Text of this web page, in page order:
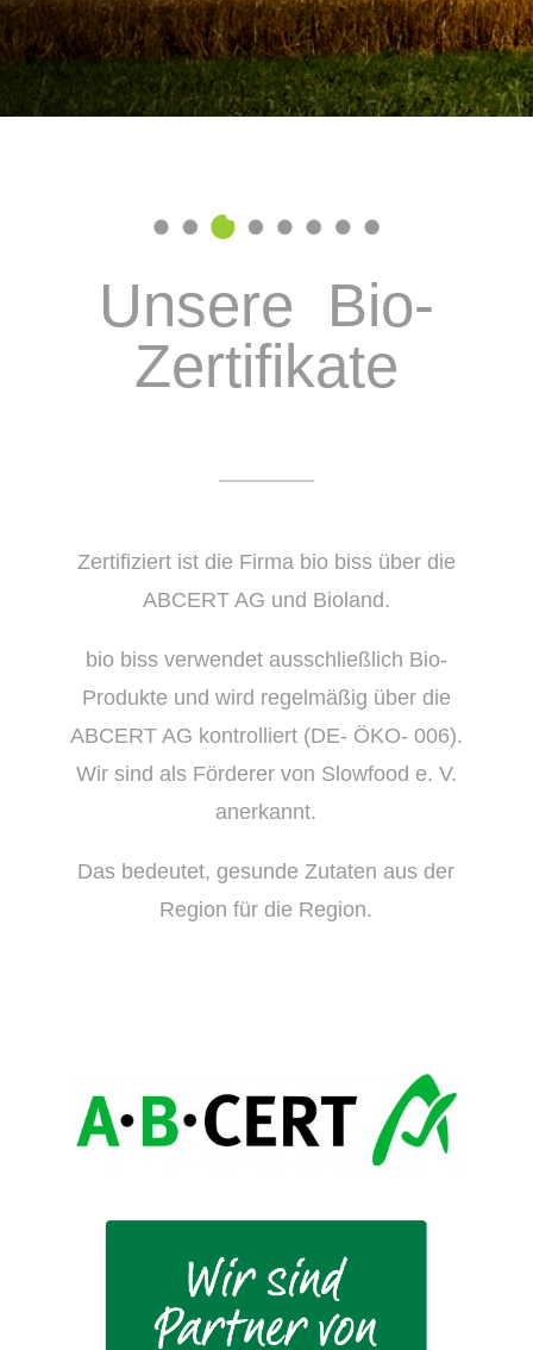
Unsere Bio-
Zertifikate
Zertifiziert ist die Firma bio biss über die
ABCERT AG und Bioland.
bio biss verwendet ausschließlich Bio-
Produkte und wird regelmäßig über die
ABCERT AG kontrolliert (DE‐ ÖKO‐ 006).
Wir sind als Förderer von Slowfood e. V.
anerkannt.
Das bedeutet, gesunde Zutaten aus der
Region für die Region.